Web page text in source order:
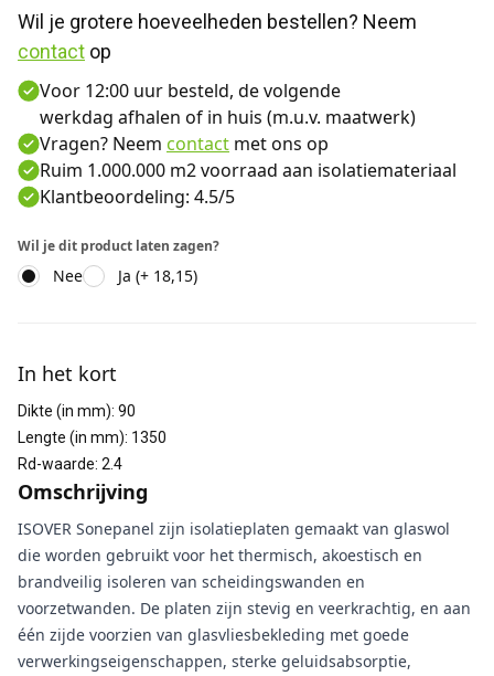
contact op
Voor 12:00 uur besteld, de volgende
werkdag afhalen of in huis (m.u.v. maatwerk)
Vragen? Neem contact met ons op
Ruim 1.000.000 m2 voorraad aan isolatiemateriaal
Klantbeoordeling: 4.5/5
Wil je dit product laten zagen?
Nee Ja (+ 18,15)
In het kort
Dikte (in mm): 90
Lengte (in mm): 1350
Rd-waarde: 2.4
Omschrijving
ISOVER Sonepanel zijn isolatieplaten gemaakt van glaswol
die worden gebruikt voor het thermisch, akoestisch en
brandveilig isoleren van scheidingswanden en
voorzetwanden. De platen zijn stevig en veerkrachtig, en aan
één zijde voorzien van glasvliesbekleding met goede
verwerkingseigenschappen, sterke geluidsabsorptie,